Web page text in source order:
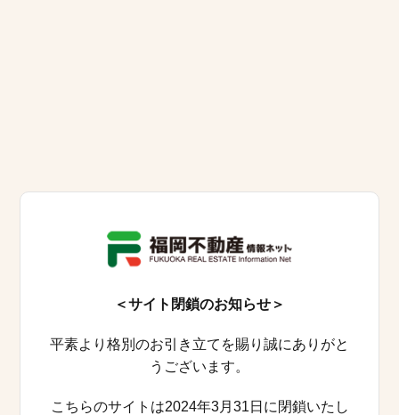
＜サイト閉鎖のお知らせ＞
平素より格別のお引き立てを賜り誠にありがと
うございます。
こちらのサイトは2024年3月31日に閉鎖いたし